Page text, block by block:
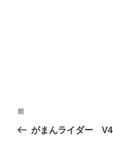
投
ナ
前
の
前
がまんライダー V4